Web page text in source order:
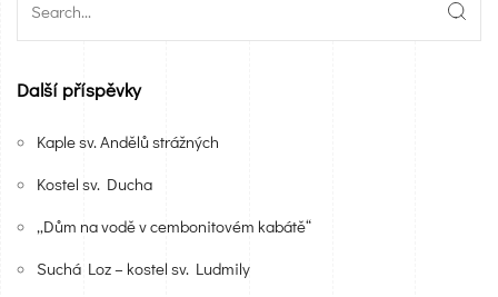
Další příspěvky
Kaple sv. Andělů strážných
Kostel sv. Ducha
„Dům na vodě v cembonitovém kabátě“
Suchá Loz – kostel sv. Ludmily